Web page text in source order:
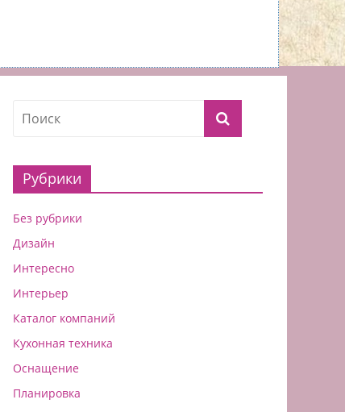
Рубрики
Без рубрики
Дизайн
Интересно
Интерьер
Каталог компаний
Кухонная техника
Оснащение
Планировка